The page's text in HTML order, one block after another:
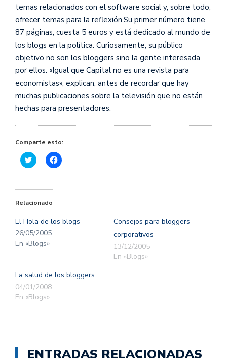
temas relacionados con el software social y, sobre todo,
ofrecer temas para la reflexión.Su primer número tiene
87 páginas, cuesta 5 euros y está dedicado al mundo de
los blogs en la política. Curiosamente, su público
objetivo no son los bloggers sino la gente interesada
por ellos. «Igual que Capital no es una revista para
economistas», explican, antes de recordar que hay
muchas publicaciones sobre la televisión que no están
hechas para presentadores.
Comparte esto:
Haz
clic
Twitter
abre
una
ventana
nueva)
Haz
clic
una
ventana
Relacionado
El Hola de los blogs
26/05/2005
En «Blogs»
Consejos para bloggers
corporativos
13/12/2005
En «Blogs»
La salud de los bloggers
04/01/2008
En «Blogs»
ENTRADAS RELACIONADAS